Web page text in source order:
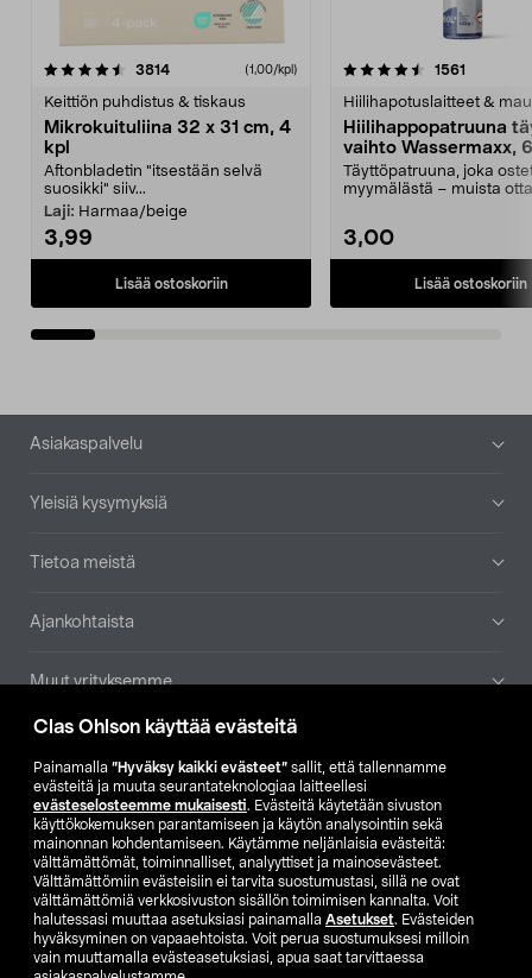
Clas Ohlson käyttää evästeitä
Painamalla ”Hyväksy kaikki evästeet” sallit, että tallennamme
evästeitä ja muuta seurantateknologiaa laitteellesi
evästeselosteemme mukaisesti. Evästeitä käytetään sivuston
käyttökokemuksen parantamiseen ja käytön analysointiin sekä
mainonnan kohdentamiseen. Käytämme neljänlaisia evästeitä:
välttämättömät, toiminnalliset, analyyttiset ja mainosevästeet.
Välttämättömiin evästeisiin ei tarvita suostumustasi, sillä ne ovat
välttämättömiä verkkosivuston sisällön toimimisen kannalta. Voit
halutessasi muuttaa asetuksiasi painamalla Asetukset. Evästeiden
hyväksyminen on vapaaehtoista. Voit perua suostumuksesi milloin
vain muuttamalla evästeasetuksiasi, apua saat tarvittaessa
3814arvostelut (1,00/kpl)
Keittiön puhdistus & tiskaus
Mikrokuituliina 32 x 31 cm, 4
kpl
Aftonbladetin "itsestään selvä
suosikki" siiv...
Laji: Harmaa/beige
3,99
Lisää ostoskoriin
4.5viidestä
1561
Hiilihapotuslaitteet &
Hiilihappopatruuna
vaihto Wassermaxx,
Täyttöpatruuna, joka
myymälästä – muista
3,00
Lisää ostoskoriin
4.5viidestä
Alatunniste
Asiakaspalvelu
Yleisiä kysymyksiä
Tietoa meistä
Ajankohtaista
Muut yrityksemme
Etsi myymälä
SE NO FI
FI SV